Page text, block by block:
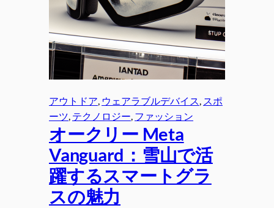
アウトドア, ウェアラブルデバイス, スポ
ーツ, テクノロジー, ファッション
オークリー Meta
Vanguard：雪山で活
躍するスマートグラ
スの魅力